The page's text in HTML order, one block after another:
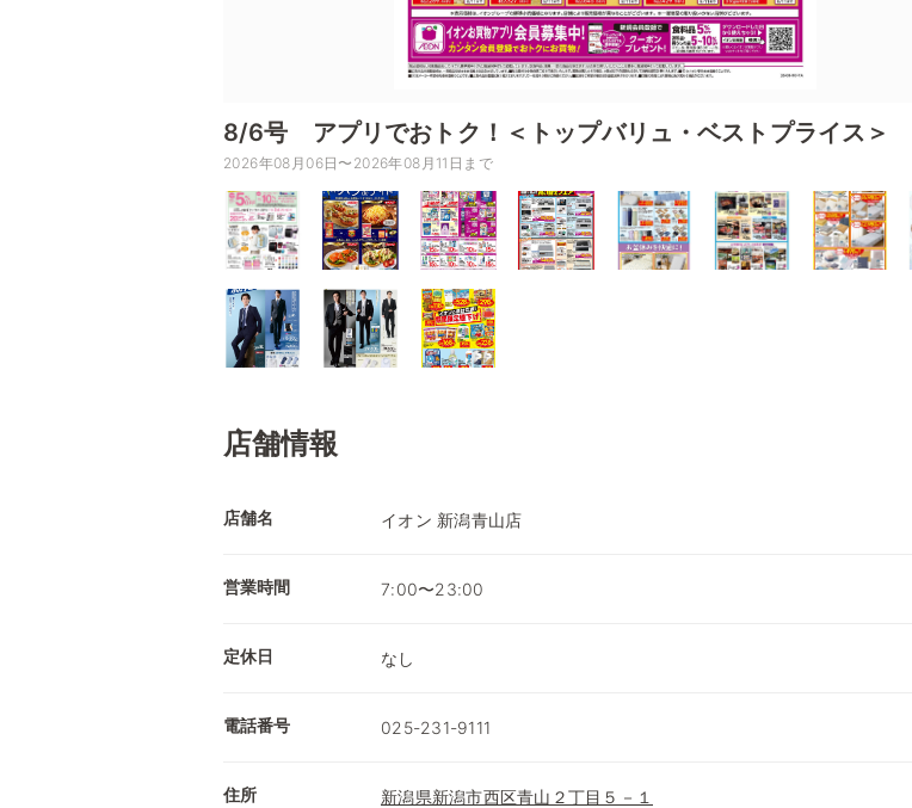
8/6号 アプリでおトク！＜トップバリュ・ベストプライス＞
2026年08月06日〜2026年08月11日まで
店舗情報
店舗名 イオン 新潟青山店
営業時間 7:00〜23:00
定休日 なし
電話番号 025-231-9111
住所 新潟県新潟市西区青山２丁目５－１